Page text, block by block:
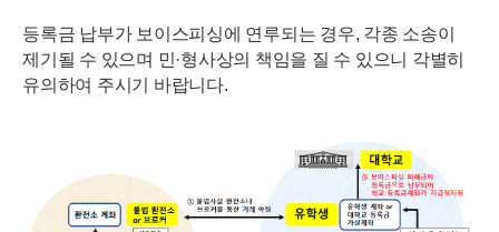
등록금 납부가 보이스피싱에 연루되는 경우, 각종 소송이
제기될 수 있으며 민·형사상의 책임을 질 수 있으니 각별히
유의하여 주시기 바랍니다.